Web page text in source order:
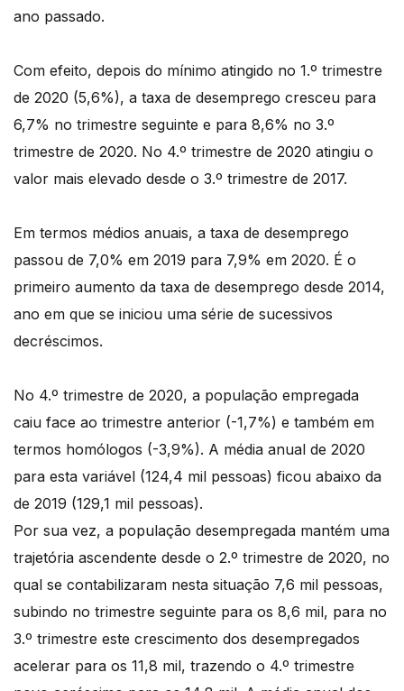
ano passado.
Com efeito, depois do mínimo atingido no 1.º trimestre
de 2020 (5,6%), a taxa de desemprego cresceu para
6,7% no trimestre seguinte e para 8,6% no 3.º
trimestre de 2020. No 4.º trimestre de 2020 atingiu o
valor mais elevado desde o 3.º trimestre de 2017.
Em termos médios anuais, a taxa de desemprego
passou de 7,0% em 2019 para 7,9% em 2020. É o
primeiro aumento da taxa de desemprego desde 2014,
ano em que se iniciou uma série de sucessivos
decréscimos.
No 4.º trimestre de 2020, a população empregada
caiu face ao trimestre anterior (-1,7%) e também em
termos homólogos (-3,9%). A média anual de 2020
para esta variável (124,4 mil pessoas) ficou abaixo da
de 2019 (129,1 mil pessoas).
Por sua vez, a população desempregada mantém uma
trajetória ascendente desde o 2.º trimestre de 2020, no
qual se contabilizaram nesta situação 7,6 mil pessoas,
subindo no trimestre seguinte para os 8,6 mil, para no
3.º trimestre este crescimento dos desempregados
acelerar para os 11,8 mil, trazendo o 4.º trimestre